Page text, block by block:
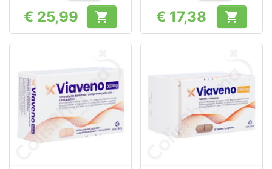
Prijs
€ 25,99  Prijs
€ 17,38 